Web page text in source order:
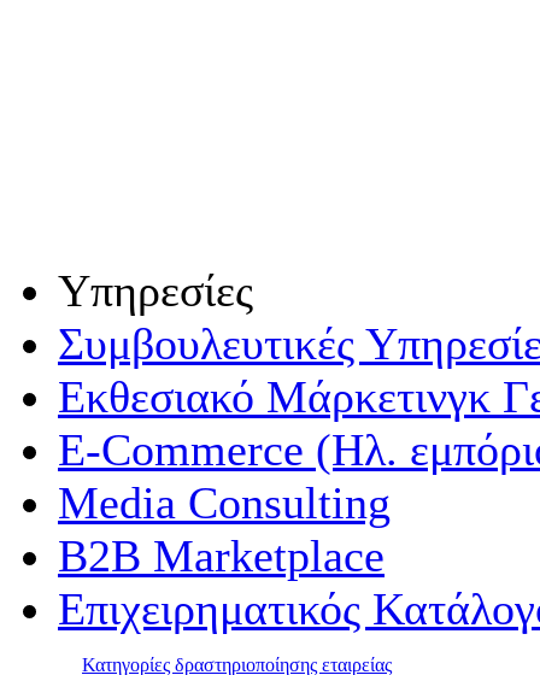
Υπηρεσίες
Συμβουλευτικές
Εκθεσιακό Μάρκετινγκ
E-Commerce (Ηλ.
Media Consulting
B2B Marketplace
Επιχειρηματικός
Κατηγορίες δραστηριοποίησης εταιρείας